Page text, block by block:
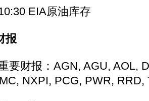
EIA原油库存
报
财报：AGN, AGU, AOL,
NXPI, PCG, PWR, RRD,